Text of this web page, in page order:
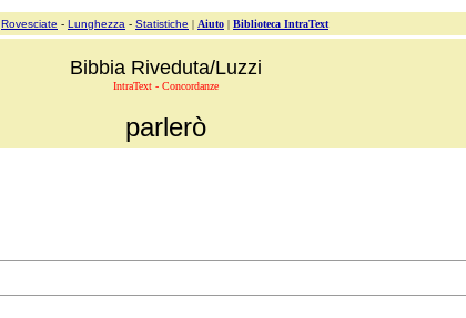
Rovesciate - Lunghezza - Statistiche | Aiuto | Biblioteca IntraText
Bibbia Riveduta/Luzzi
IntraText - Concordanze
parlerò